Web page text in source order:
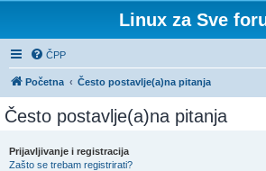
Linux za Sve
ČPP
Početna Često postavlje(a)na pitanja
Često postavlje(a)na pitanja
Prijavljivanje i registracija
Zašto se trebam registrirati?